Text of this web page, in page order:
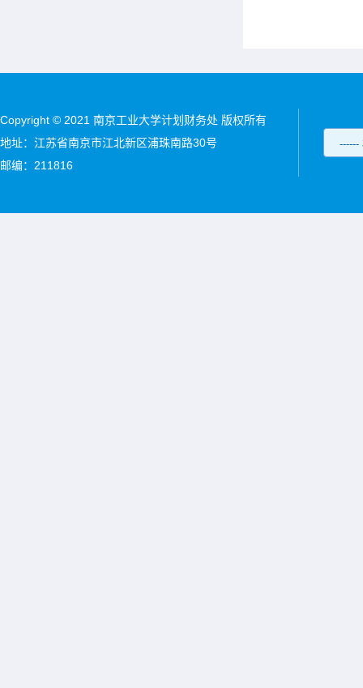
Copyright © 2021 南京工业大学计划财务处 版权所有
地址：江苏省南京市江北新区浦珠南路30号
邮编：211816